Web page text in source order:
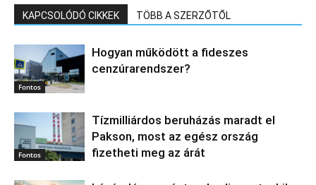
KAPCSOLÓDÓ CIKKEK TÖBB A SZERZŐTŐL
Fontos
Hogyan működött a fideszes
cenzúrarendszer?
Fontos
Tízmilliárdos beruházás maradt el
Pakson, most az egész ország
fizetheti meg az árát